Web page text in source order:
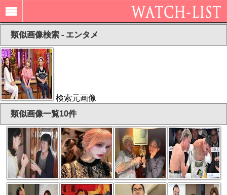
類似画像検索 - エンタメ
検索元画像
類似画像一覧10件